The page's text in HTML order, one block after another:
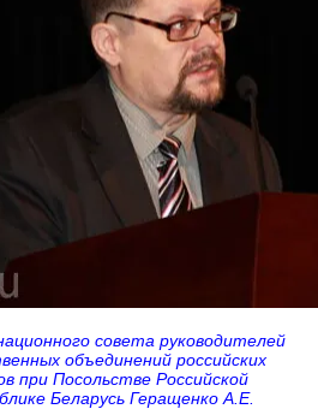
совета руководителей
объединений российских
при Посольстве Российской
Беларусь Геращенко А.Е.